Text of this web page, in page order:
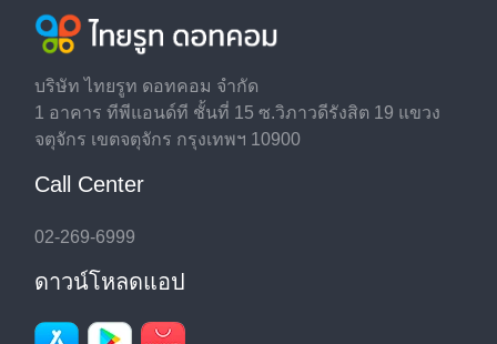
บริษัท ไทยรูท ดอทคอม จำกัด
1 อาคาร ทีพีแอนด์ที ชั้นที่ 15 ซ.วิภาวดีรังสิต 19 แขวง
จตุจักร เขตจตุจักร กรุงเทพฯ 10900
Call Center
02-269-6999
ดาวน์โหลดแอป